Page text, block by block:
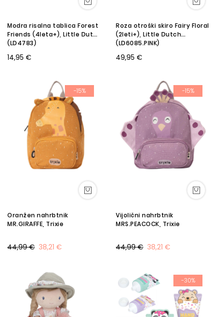
Modra risalna tablica Forest
Friends (4leta+), Little Dutch
(LD4783)
14,95 €
Roza otroški skiro Fairy Floral
(2leti+), Little Dutch
(LD6085.PINK)
49,95 €
-15%
Oranžen nahrbtnik
MR.GIRAFFE, Trixie
38,21 €
44,99 €
-15%
Vijolični nahrbtnik
MRS.PEACOCK, Trixie
38,21 €
44,99 €
-30%